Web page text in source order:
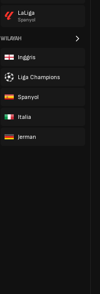
LaLiga
Spanyol
WILAYAH
Inggris
Liga Champions
Spanyol
Italia
Jerman